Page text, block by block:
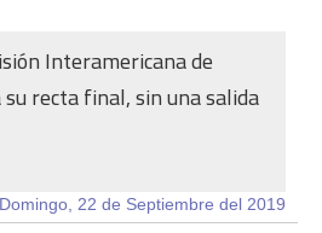
Interamericana de
recta final, sin una salida
Domingo, 22 de Septiembre del 2019